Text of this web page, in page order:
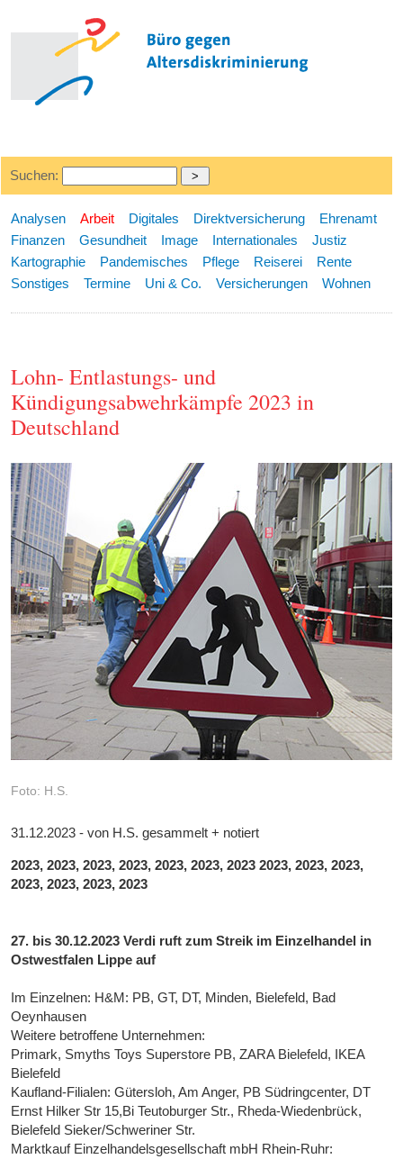
Suchen:
Analysen Arbeit Digitales Direktversicherung
Ehrenamt
Finanzen
Gesundheit Image Internationales
Justiz
Kartographie
Pandemisches Pflege Reiserei
Rente
Sonstiges
Termine Uni & Co. Versicherungen Wohnen
Lohn- Entlastungs- und
Kündigungsabwehrkämpfe 2023 in
Deutschland
Foto: H.S.
31.12.2023 - von H.S. gesammelt + notiert
2023, 2023, 2023, 2023, 2023, 2023, 2023 2023, 2023, 2023,
2023, 2023, 2023, 2023
27. bis 30.12.2023 Verdi ruft zum Streik im Einzelhandel in
Ostwestfalen Lippe auf
Im Einzelnen: H&M: PB, GT, DT, Minden, Bielefeld, Bad
Oeynhausen
Weitere betroffene Unternehmen:
Primark, Smyths Toys Superstore PB, ZARA Bielefeld, IKEA
Bielefeld
Kaufland-Filialen: Gütersloh, Am Anger, PB Südringcenter, DT
Ernst Hilker Str 15,Bi Teutoburger Str., Rheda-Wiedenbrück,
Bielefeld Sieker/Schweriner Str.
Marktkauf Einzelhandelsgesellschaft mbH Rhein-Ruhr: